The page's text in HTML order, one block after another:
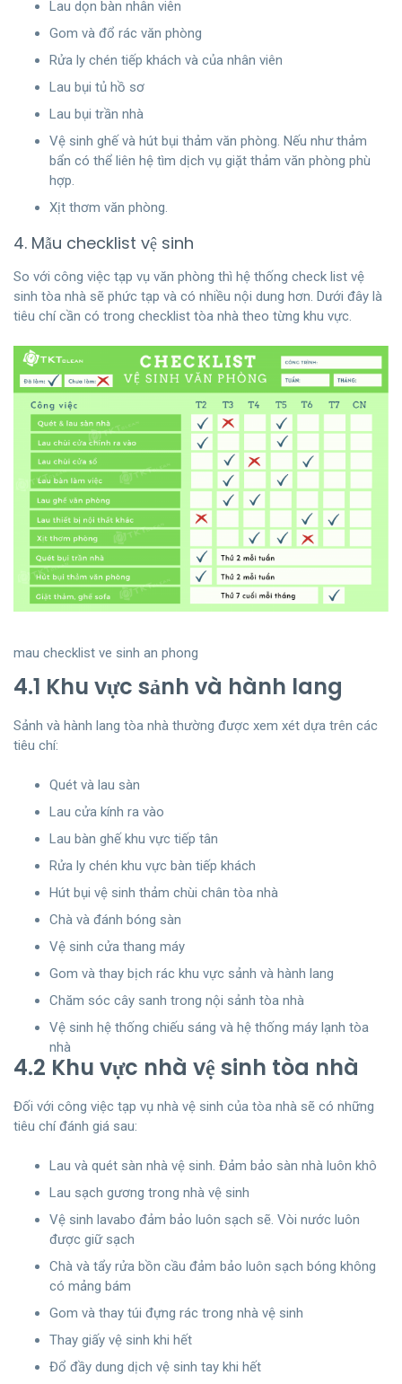
Lau dọn bàn nhân viên
Gom và đổ rác văn phòng
Rửa ly chén tiếp khách và của nhân viên
Lau bụi tủ hồ sơ
Lau bụi trần nhà
Vệ sinh ghế và hút bụi thảm văn phòng. Nếu như thảm
bẩn có thể liên hệ tìm dịch vụ giặt thảm văn phòng phù
hợp.
Xịt thơm văn phòng.
4. Mẫu checklist vệ sinh
So với công việc tạp vụ văn phòng thì hệ thống check list vệ
sinh tòa nhà sẽ phức tạp và có nhiều nội dung hơn. Dưới đây là
tiêu chí cần có trong checklist tòa nhà theo từng khu vực.
mau checklist ve sinh an phong
4.1 Khu vực sảnh và hành lang
Sảnh và hành lang tòa nhà thường được xem xét dựa trên các
tiêu chí:
Quét và lau sàn
Lau cửa kính ra vào
Lau bàn ghế khu vực tiếp tân
Rửa ly chén khu vực bàn tiếp khách
Hút bụi vệ sinh thảm chùi chân tòa nhà
Chà và đánh bóng sàn
Vệ sinh cửa thang máy
Gom và thay bịch rác khu vực sảnh và hành lang
Chăm sóc cây sanh trong nội sảnh tòa nhà
Vệ sinh hệ thống chiếu sáng và hệ thống máy lạnh tòa
nhà
4.2 Khu vực nhà vệ sinh tòa nhà
Đối với công việc tạp vụ nhà vệ sinh của tòa nhà sẽ có những
tiêu chí đánh giá sau:
Lau và quét sàn nhà vệ sinh. Đảm bảo sàn nhà luôn khô
Lau sạch gương trong nhà vệ sinh
Vệ sinh lavabo đảm bảo luôn sạch sẽ. Vòi nước luôn
được giữ sạch
Chà và tẩy rửa bồn cầu đảm bảo luôn sạch bóng không
có mảng bám
Gom và thay túi đựng rác trong nhà vệ sinh
Thay giấy vệ sinh khi hết
Đổ đầy dung dịch vệ sinh tay khi hết